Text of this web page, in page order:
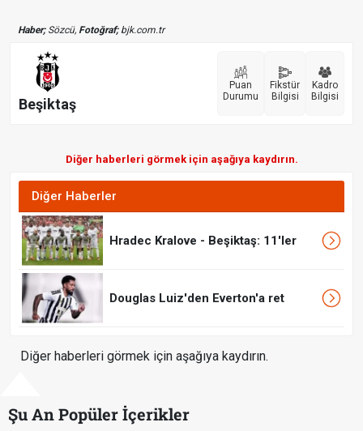
Haber;Sözcü, Fotoğraf;bjk.com.tr
Beşiktaş
Puan
Durumu
Fikstür
Bilgisi
Kadro
Bilgisi
Diğer haberleri görmek için aşağıya kaydırın.
Diğer Haberler
Hradec Kralove - Beşiktaş: 11'ler
Douglas Luiz'den Everton'a ret
Diğer haberleri görmek için aşağıya kaydırın.
Şu An Popüler İçerikler